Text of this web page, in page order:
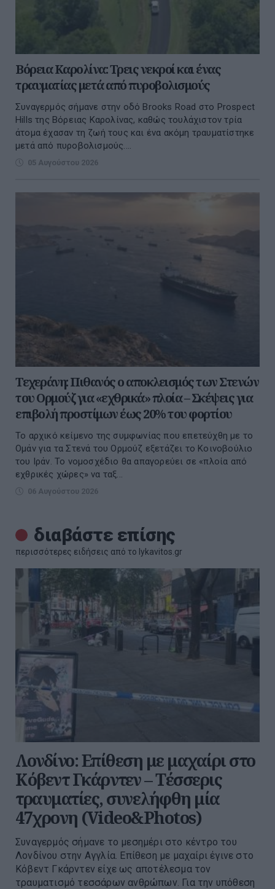
Βόρεια Καρολίνα: Τρεις νεκροί και ένας
τραυματίας μετά από πυροβολισμούς
Συναγερμός σήμανε στην οδό Brooks Road στο Prospect
Hills της Βόρειας Καρολίνας, καθώς τουλάχιστον τρία
άτομα έχασαν τη ζωή τους και ένα ακόμη τραυματίστηκε
μετά από πυροβολισμούς....
05 Αυγούστου 2026
Τεχεράνη: Πιθανός ο αποκλεισμός των Στενών
του Ορμούζ για «εχθρικά» πλοία – Σκέψεις για
επιβολή προστίμων έως 20% του φορτίου
Το αρχικό κείμενο της συμφωνίας που επετεύχθη με το
Ομάν για τα Στενά του Ορμούζ εξετάζει το Κοινοβούλιο
του Ιράν. Το νομοσχέδιο θα απαγορεύει σε «πλοία από
εχθρικές χώρες» να ταξ...
06 Αυγούστου 2026
διαβάστε επίσης
περισσότερες ειδήσεις από το lykavitos.gr
Λονδίνο: Επίθεση με μαχαίρι στο
Κόβεντ Γκάρντεν – Τέσσερις
τραυματίες, συνελήφθη μία
47χρονη (Video&Photos)
Συναγερμός σήμανε το μεσημέρι στο κέντρο του
Λονδίνου στην Αγγλία. Επίθεση με μαχαίρι έγινε στο
Κόβεντ Γκάρντεν είχε ως αποτέλεσμα τον
τραυματισμό τεσσάρων ανθρώπων. Για την υπόθεση